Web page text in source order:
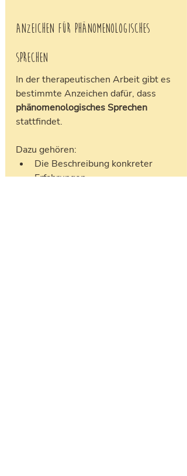
Anzeichen für phänomenologisches
Sprechen
In der therapeutischen Arbeit gibt es
bestimmte Anzeichen dafür, dass
phänomenologisches Sprechen
stattfindet.
Dazu gehören:
Die Beschreibung konkreter
Erfahrungen,